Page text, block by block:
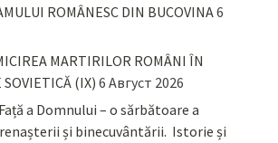
ROMÂNESC DIN BUCOVINA6
MARTIRILOR ROMÂNI ÎN
(IX) 6 Август 2026
a Domnului – o sărbătoare a
și binecuvântării. Istorie și